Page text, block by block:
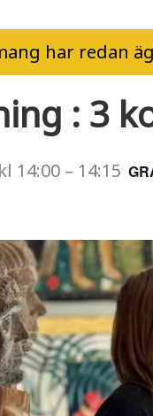
har redan
: 3
kl 14:00– 14:15